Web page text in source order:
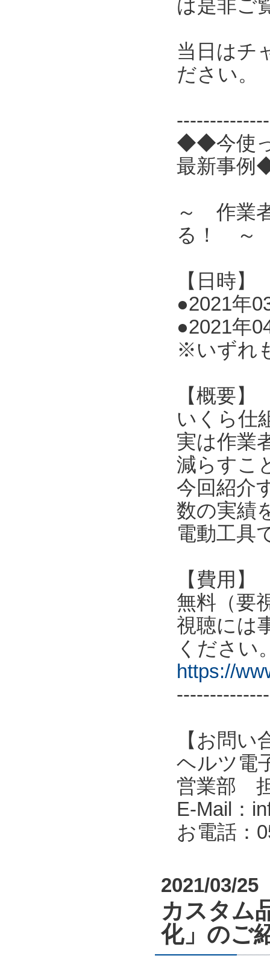
は是非ご
当日はチ
ださい。
◆◆今使っ
最新事
～ 作業
る！ ～
【日時】
●2021年
●2021年
※いずれ
【概要】
いくら仕
実は作業
減らすこ
今回紹介
数の実績
電動工具
【費用】
無料（要
視聴には
ください
https://
【お問い
ヘルツ電
営業部
E-Mail：
お電話：
2021/03/25
カスタム
化」のご